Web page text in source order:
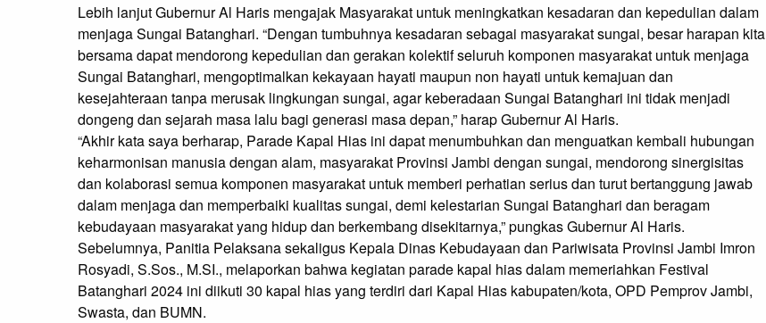
Lebih lanjut Gubernur Al Haris mengajak Masyarakat untuk meningkatkan kesadaran dan kepedulian dalam
menjaga Sungai Batanghari. “Dengan tumbuhnya kesadaran sebagai masyarakat sungai, besar harapan kita
bersama dapat mendorong kepedulian dan gerakan kolektif seluruh komponen masyarakat untuk menjaga
Sungai Batanghari, mengoptimalkan kekayaan hayati maupun non hayati untuk kemajuan dan
kesejahteraan tanpa merusak lingkungan sungai, agar keberadaan Sungai Batanghari ini tidak menjadi
dongeng dan sejarah masa lalu bagi generasi masa depan,” harap Gubernur Al Haris.
“Akhir kata saya berharap, Parade Kapal Hias ini dapat menumbuhkan dan menguatkan kembali hubungan
keharmonisan manusia dengan alam, masyarakat Provinsi Jambi dengan sungai, mendorong sinergisitas
dan kolaborasi semua komponen masyarakat untuk memberi perhatian serius dan turut bertanggung jawab
dalam menjaga dan memperbaiki kualitas sungai, demi kelestarian Sungai Batanghari dan beragam
kebudayaan masyarakat yang hidup dan berkembang disekitarnya,” pungkas Gubernur Al Haris.
Sebelumnya, Panitia Pelaksana sekaligus Kepala Dinas Kebudayaan dan Pariwisata Provinsi Jambi Imron
Rosyadi, S.Sos., M.SI., melaporkan bahwa kegiatan parade kapal hias dalam memeriahkan Festival
Batanghari 2024 ini diikuti 30 kapal hias yang terdiri dari Kapal Hias kabupaten/kota, OPD Pemprov Jambi,
Swasta, dan BUMN.